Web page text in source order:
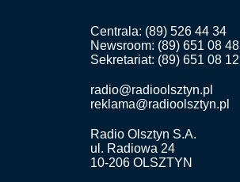
Centrala: (89) 526 44 34
Newsroom: (89) 651 08 48
Sekretariat: (89) 651 08 12
radio@radioolsztyn.pl
reklama@radioolsztyn.pl
Radio Olsztyn S.A.
ul. Radiowa 24
10-206 OLSZTYN